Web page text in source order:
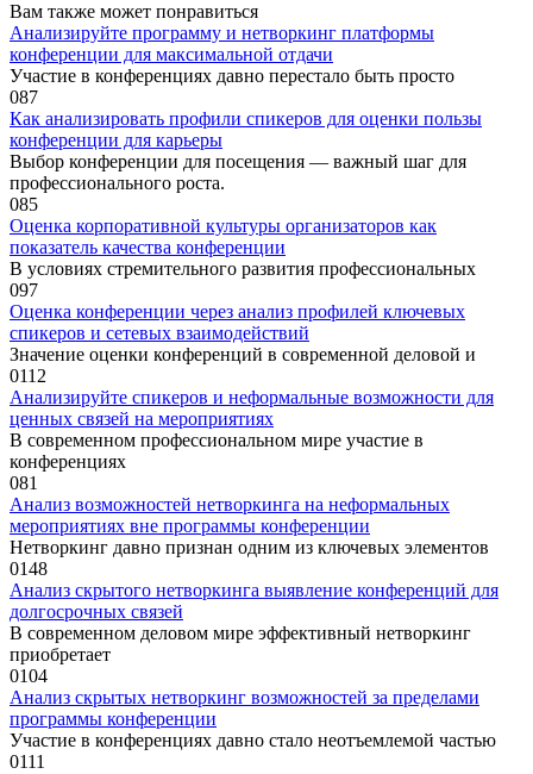
Вам также может понравиться
Анализируйте программу и нетворкинг платформы
конференции для максимальной отдачи
Участие в конференциях давно перестало быть просто
087
Как анализировать профили спикеров для оценки пользы
конференции для карьеры
Выбор конференции для посещения — важный шаг для
профессионального роста.
085
Оценка корпоративной культуры организаторов как
показатель качества конференции
В условиях стремительного развития профессиональных
097
Оценка конференции через анализ профилей ключевых
спикеров и сетевых взаимодействий
Значение оценки конференций в современной деловой и
0112
Анализируйте спикеров и неформальные возможности для
ценных связей на мероприятиях
В современном профессиональном мире участие в
конференциях
081
Анализ возможностей нетворкинга на неформальных
мероприятиях вне программы конференции
Нетворкинг давно признан одним из ключевых элементов
0148
Анализ скрытого нетворкинга выявление конференций для
долгосрочных связей
В современном деловом мире эффективный нетворкинг
приобретает
0104
Анализ скрытых нетворкинг возможностей за пределами
программы конференции
Участие в конференциях давно стало неотъемлемой частью
0111